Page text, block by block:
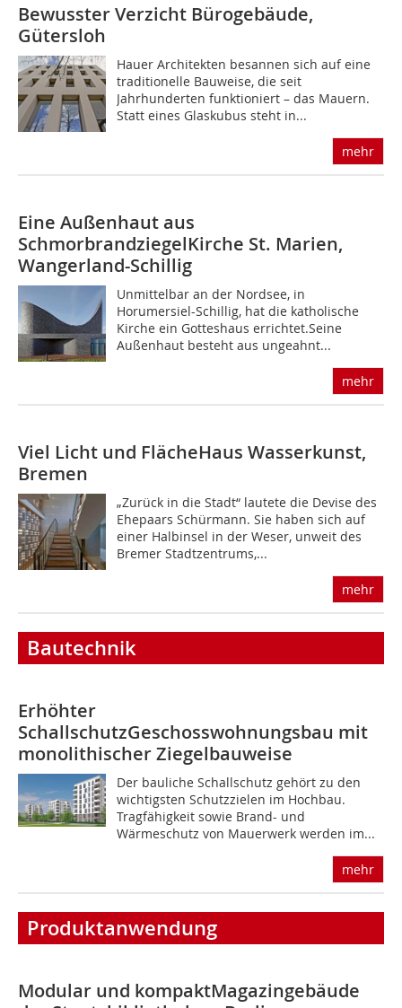
Bewusster Verzicht Bürogebäude,
Gütersloh
Hauer Architekten besannen sich auf eine
traditionelle Bauweise, die seit
Jahrhunderten funktioniert – das Mauern.
Statt eines Glaskubus steht in...
mehr
Eine Außenhaut aus
SchmorbrandziegelKirche St. Marien,
Wangerland-Schillig
Unmittelbar an der Nordsee, in
Horumersiel-Schillig, hat die katholische
Kirche ein Gotteshaus errichtet.Seine
Außenhaut besteht aus ungeahnt...
mehr
Viel Licht und FlächeHaus Wasserkunst,
Bremen
„Zurück in die Stadt“ lautete die Devise des
Ehepaars Schürmann. Sie haben sich auf
einer Halbinsel in der Weser, unweit des
Bremer Stadtzentrums,...
mehr
Bautechnik
Erhöhter
SchallschutzGeschosswohnungsbau mit
monolithischer Ziegelbauweise
Der bauliche Schallschutz gehört zu den
wichtigsten Schutzzielen im Hochbau.
Tragfähigkeit sowie Brand- und
Wärmeschutz von Mauerwerk werden im...
mehr
Produktanwendung
Modular und kompaktMagazingebäude